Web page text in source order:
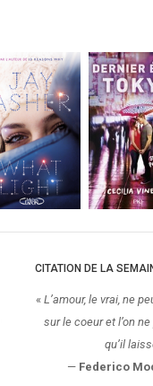
CITATION DE LA
« L’amour, le vrai, ne
sur le coeur et l’on
qu’il
— Federico